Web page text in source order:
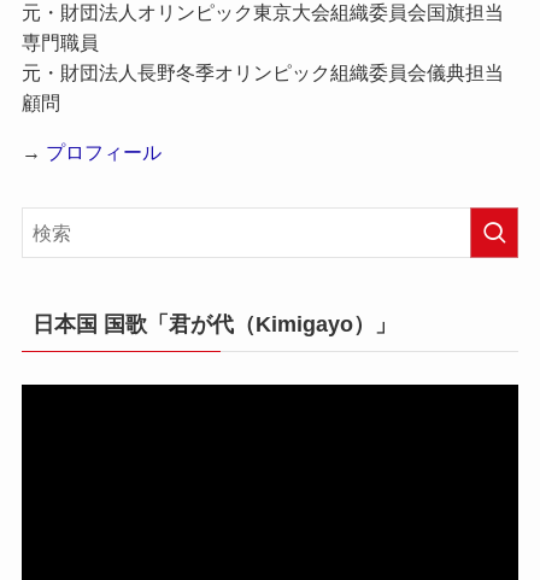
元・財団法人オリンピック東京大会組織委員会国旗担当
専門職員
元・財団法人長野冬季オリンピック組織委員会儀典担当
顧問
→ プロフィール
日本国 国歌「君が代（Kimigayo）」